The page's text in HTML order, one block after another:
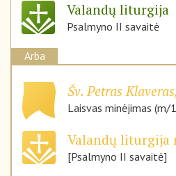
Valandų liturgija
Psalmyno II savaitė
Arba
Šv. Petras
Laisvas minėjimas (m/
Valandų liturgija
[Psalmyno II savaitė]